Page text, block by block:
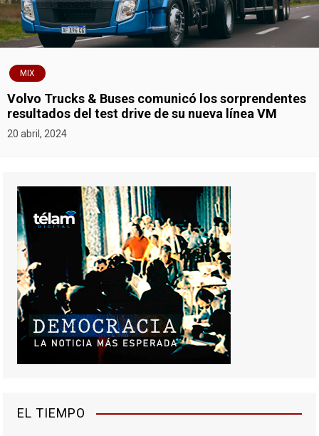
MIX
Volvo Trucks & Buses comunicó los sorprendentes
resultados del test drive de su nueva línea VM
20 abril, 2024
EL TIEMPO